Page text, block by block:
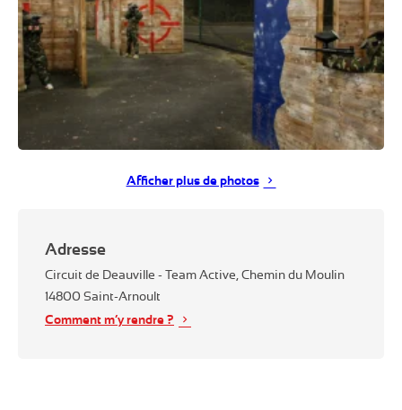
Afficher plus de photos
Adresse
Circuit de Deauville - Team Active, Chemin du Moulin
14800 Saint-Arnoult
Comment m’y rendre ?